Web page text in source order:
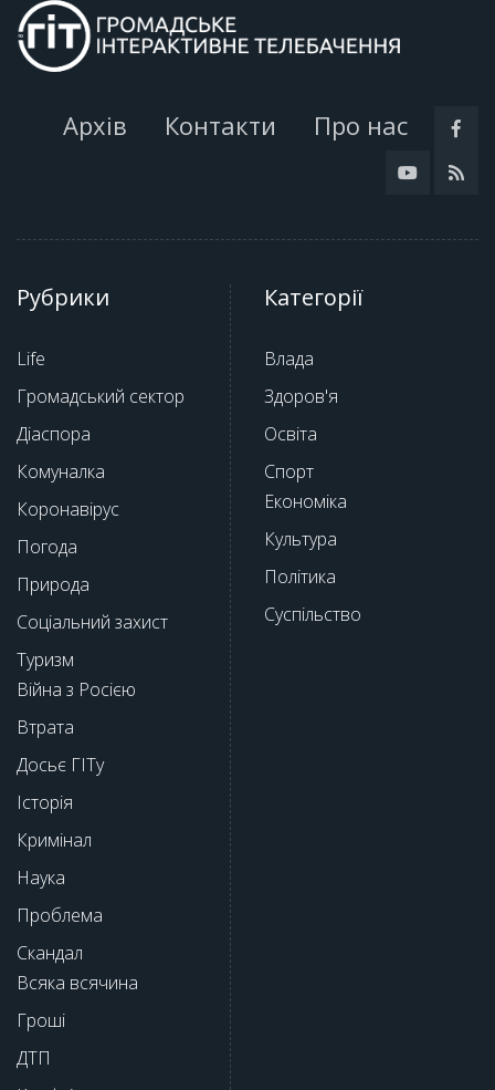
Архів Контакти Про нас
Рубрики
Life
Громадський сектор
Діаспора
Комуналка
Коронавірус
Погода
Природа
Соціальний захист
Туризм
Війна з Росією
Втрата
Досьє ГІТу
Історія
Кримінал
Наука
Проблема
Скандал
Всяка всячина
Гроші
ДТП
Категорії
Влада
Здоров'я
Освіта
Спорт
Економіка
Культура
Політика
Суспільство